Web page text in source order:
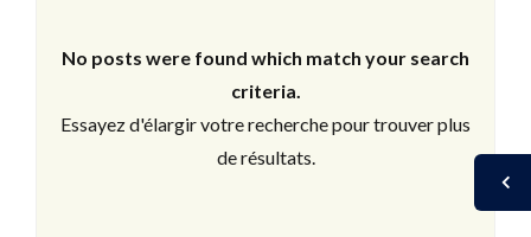
No posts were found which match your search
criteria.
Essayez d'élargir votre recherche pour trouver plus
de résultats.